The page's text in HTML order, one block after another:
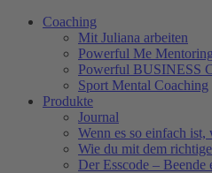
Coaching
Mit Juliana arbeiten
Powerful Me
Powerful BUSINESS
Sport Mental Coaching
Produkte
Journal
Wenn es so einfach
Wie du mit dem
Der Esscode – Beende